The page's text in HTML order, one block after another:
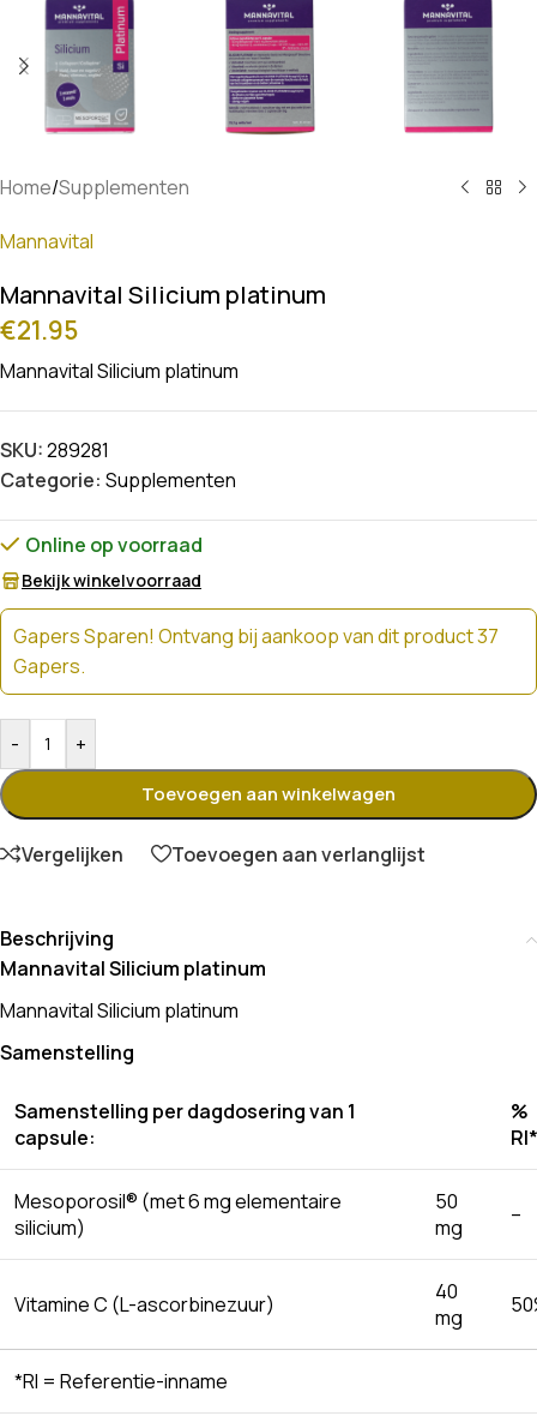
Home/Supplementen
Mannavital
Mannavital Silicium platinum
€21.95
Mannavital Silicium platinum
SKU:289281
Categorie: Supplementen
Online op voorraad
Bekijk winkelvoorraad
Gapers Sparen! Ontvang bij aankoop van dit product 37
Gapers.
- +
Toevoegen aan winkelwagen
Vergelijken Toevoegen aan verlanglijst
Beschrijving
Mannavital Silicium platinum
Mannavital Silicium platinum
Samenstelling
Samenstelling per dagdosering van 1
capsule:
%
RI*
Mesoporosil® (met 6 mg elementaire
silicium)
50
mg
–
Vitamine C (L-ascorbinezuur)
40
mg
*RI = Referentie-inname